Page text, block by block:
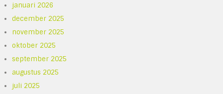
januari 2026
december 2025
november 2025
oktober 2025
september 2025
augustus 2025
juli 2025